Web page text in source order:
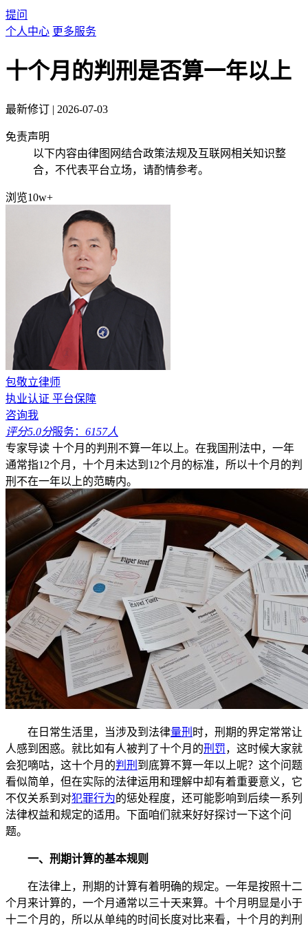
提问
个人中心 更多服务
十个月的判刑是否算一年以上
最新修订 | 2026-07-03
免责声明
以下内容由律图网结合政策法规及互联网相关知识整
合，不代表平台立场，请酌情参考。
浏览10w+
包敬立律师
执业认证 平台保障
咨询我
评分5.0分服务： 6157人
专家导读 十个月的判刑不算一年以上。在我国刑法中，一年
通常指12个月，十个月未达到12个月的标准，所以十个月的判
刑不在一年以上的范畴内。
在日常生活里，当涉及到法律量刑 时，刑期的界定常常让
人感到困惑。就比如有人被判了十个月的刑罚，这时候大家就
会犯嘀咕，这十个月的判刑 到底算不算一年以上呢？这个问题
看似简单，但在实际的法律运用和理解中却有着重要意义，它
不仅关系到对犯罪行为的惩处程度，还可能影响到后续一系列
法律权益和规定的适用。下面咱们就来好好探讨一下这个问
题。
一、刑期计算的基本规则
在法律上，刑期的计算有着明确的规定。一年是按照十二
个月来计算的，一个月通常以三十天来算。十个月明显是小于
十二个月的，所以从单纯的时间长度对比来看，十个月的判刑